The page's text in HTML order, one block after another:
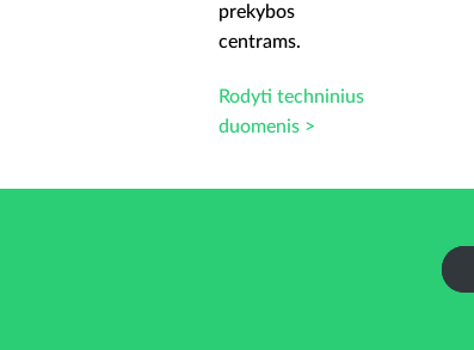
prekybos
centrams.
Rodyti techninius
duomenis >